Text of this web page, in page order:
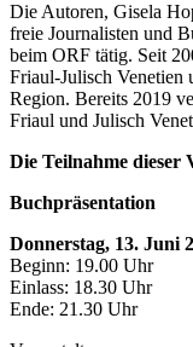
Die Autoren, Gisela
freie Journalisten und
beim ORF tätig. Seit
Friaul-Julisch Venetien
Region. Bereits 2019
Friaul und Julisch
Die Teilnahme dieser
Buchpräsentation
Donnerstag, 13. Juni
Beginn: 19.00 Uhr
Einlass: 18.30 Uhr
Ende: 21.30 Uhr